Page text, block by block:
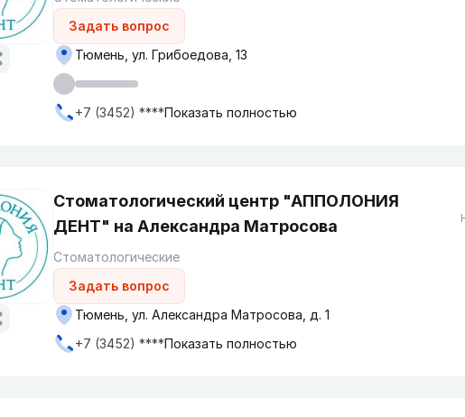
Задать вопрос
Тюмень, ул. Грибоедова, 13
+7 (3452) ****Показать полностью
Стоматологический центр "АППОЛОНИЯ
ДЕНТ" на Александра Матросова
Стоматологические
Задать вопрос
Тюмень, ул. Александра Матросова, д. 1
+7 (3452) ****Показать полностью